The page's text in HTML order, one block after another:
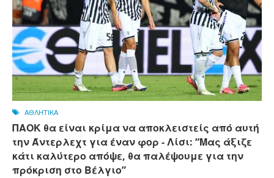
ΑΘΛΗΤΙΚΑ
ΠΑΟΚ θα είναι κρίμα να αποκλειστείς από αυτή
την Άντερλεχτ για έναν φορ - ​​Λίσι: “Μας άξιζε
κάτι καλύτερο απόψε, θα παλέψουμε για την
πρόκριση στο Βέλγιο”